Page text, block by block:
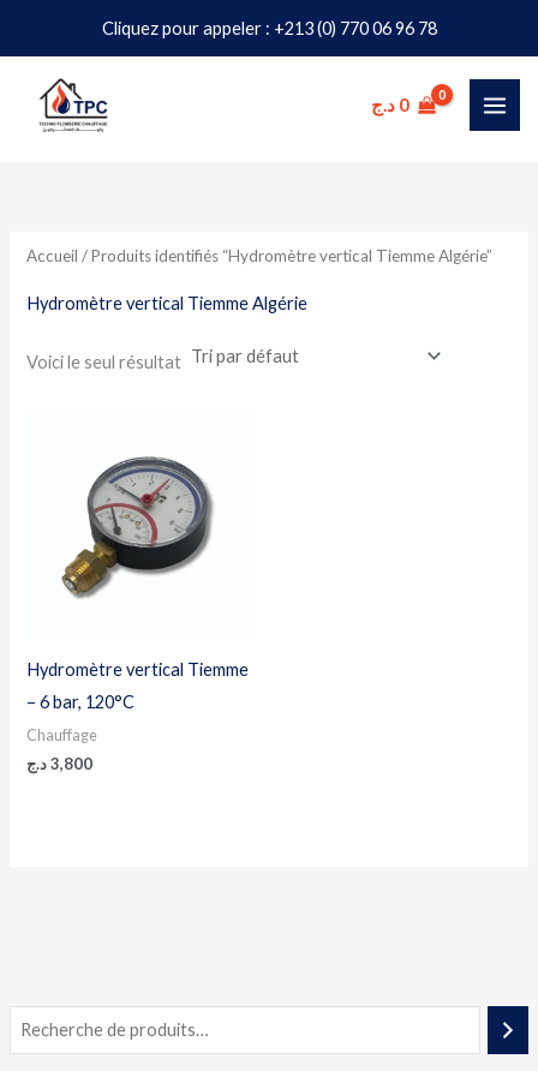
Cliquez pour appeler : +213 (0) 770 06 96 78
contenu
0 د.ج
Accueil / Produits identifiés “Hydromètre vertical Tiemme Algérie”
Hydromètre vertical Tiemme Algérie
Voici le seul résultat
Hydromètre vertical Tiemme
– 6 bar, 120°C
Chauffage
3,800 د.ج